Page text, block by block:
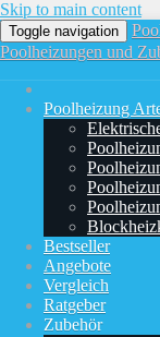
Skip to main content
Toggle navigation
Poolheizungen und
Poolheizung
Bestseller
Angebote
Vergleich
Ratgeber
Zubehör